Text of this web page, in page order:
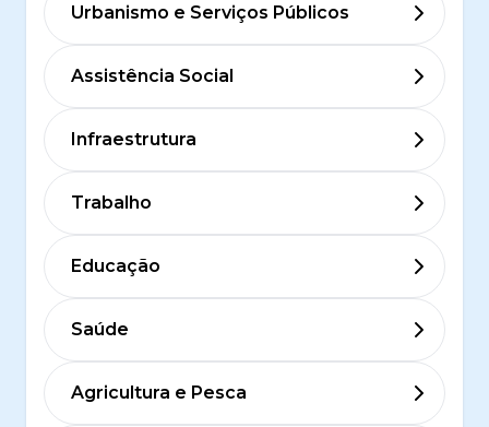
Urbanismo e Serviços Públicos
Assistência Social
Infraestrutura
Trabalho
Educação
Saúde
Agricultura e Pesca